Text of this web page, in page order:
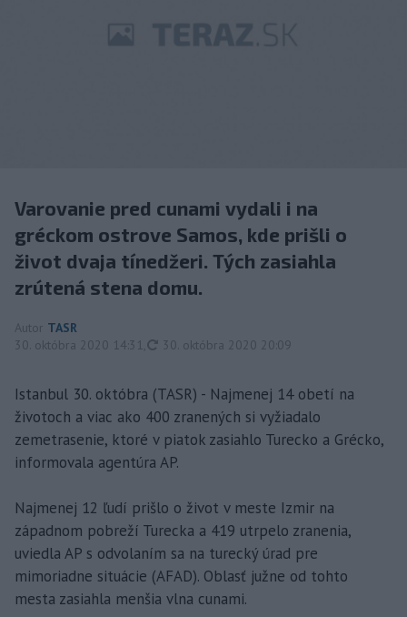
Varovanie pred cunami vydali i na
gréckom ostrove Samos, kde prišli o
život dvaja tínedžeri. Tých zasiahla
zrútená stena domu.
Autor TASR
30. októbra 2020 14:31
aktualizované
30. októbra 2020 20:09
Istanbul 30. októbra (TASR) - Najmenej 14 obetí na
životoch a viac ako 400 zranených si vyžiadalo
zemetrasenie, ktoré v piatok zasiahlo Turecko a Grécko,
informovala agentúra AP.
Najmenej 12 ľudí prišlo o život v meste Izmir na
západnom pobreží Turecka a 419 utrpelo zranenia,
uviedla AP s odvolaním sa na turecký úrad pre
mimoriadne situácie (AFAD). Oblasť južne od tohto
mesta zasiahla menšia vlna cunami.